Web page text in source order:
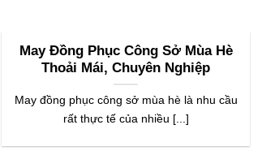
May Đồng Phục Công Sở Mùa Hè
Thoải Mái, Chuyên Nghiệp
May đồng phục công sở mùa hè là nhu cầu
rất thực tế của nhiều [...]